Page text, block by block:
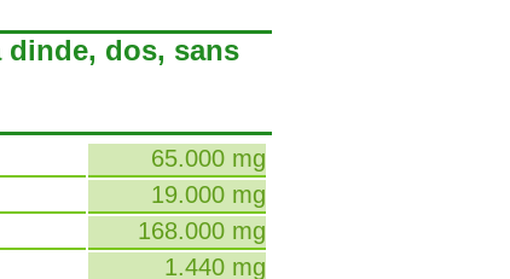
dinde, dos, sans
65.000 mg
19.000 mg
168.000 mg
1.440 mg